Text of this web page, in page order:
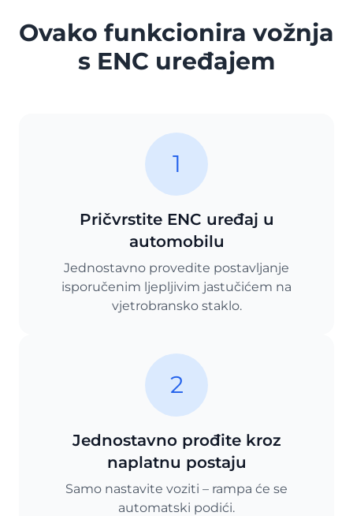
Ovako funkcionira vožnja
s ENC uređajem
1
Pričvrstite ENC uređaj u
automobilu
Jednostavno provedite postavljanje
isporučenim ljepljivim jastučićem na
vjetrobransko staklo.
2
Jednostavno prođite kroz
naplatnu postaju
Samo nastavite voziti – rampa će se
automatski podići.